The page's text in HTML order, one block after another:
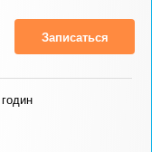
Записаться